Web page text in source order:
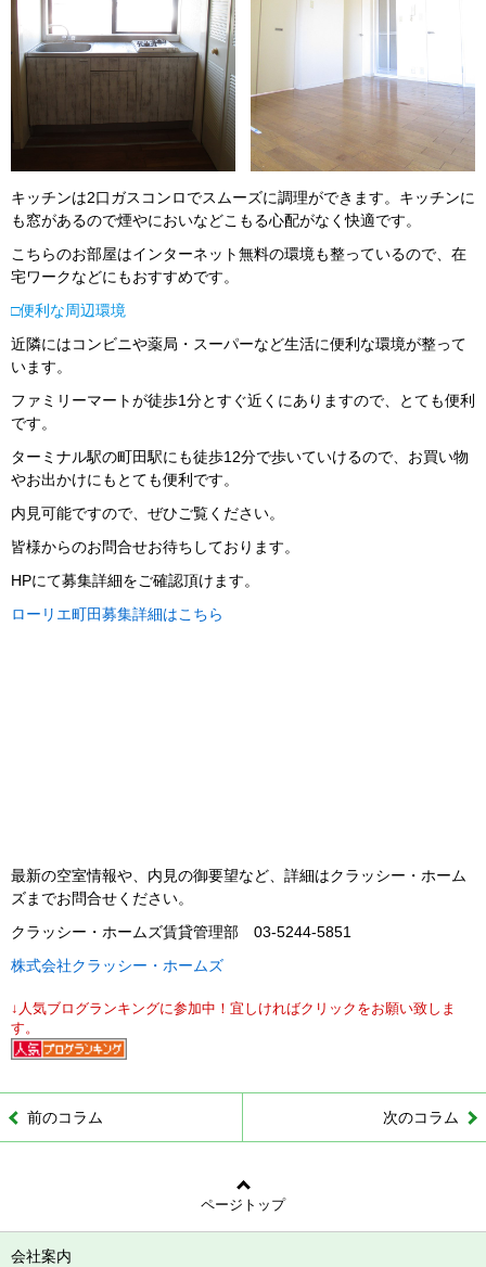
キッチンは2口ガスコンロでスムーズに調理ができます。キッチンに
も窓があるので煙やにおいなどこもる心配がなく快適です。
こちらのお部屋はインターネット無料の環境も整っているので、在
宅ワークなどにもおすすめです。
□便利な周辺環境
近隣にはコンビニや薬局・スーパーなど生活に便利な環境が整って
います。
ファミリーマートが徒歩1分とすぐ近くにありますので、とても便利
です。
ターミナル駅の町田駅にも徒歩12分で歩いていけるので、お買い物
やお出かけにもとても便利です。
内見可能ですので、ぜひご覧ください。
皆様からのお問合せお待ちしております。
HPにて募集詳細をご確認頂けます。
ローリエ町田募集詳細はこちら
最新の空室情報や、内見の御要望など、詳細はクラッシー・ホーム
ズまでお問合せください。
クラッシー・ホームズ賃貸管理部 03-5244-5851
株式会社クラッシー・ホームズ
↓人気ブログランキングに参加中！宜しければクリックをお願い致しま
す。
前のコラム 次のコラム
ページトップ
会社案内